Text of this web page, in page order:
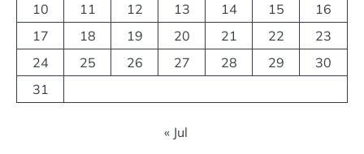
10
11 12 13 14 15
16
17
18 19 20 21 22
23
24
25 26 27 28 29
30
31
« Jul